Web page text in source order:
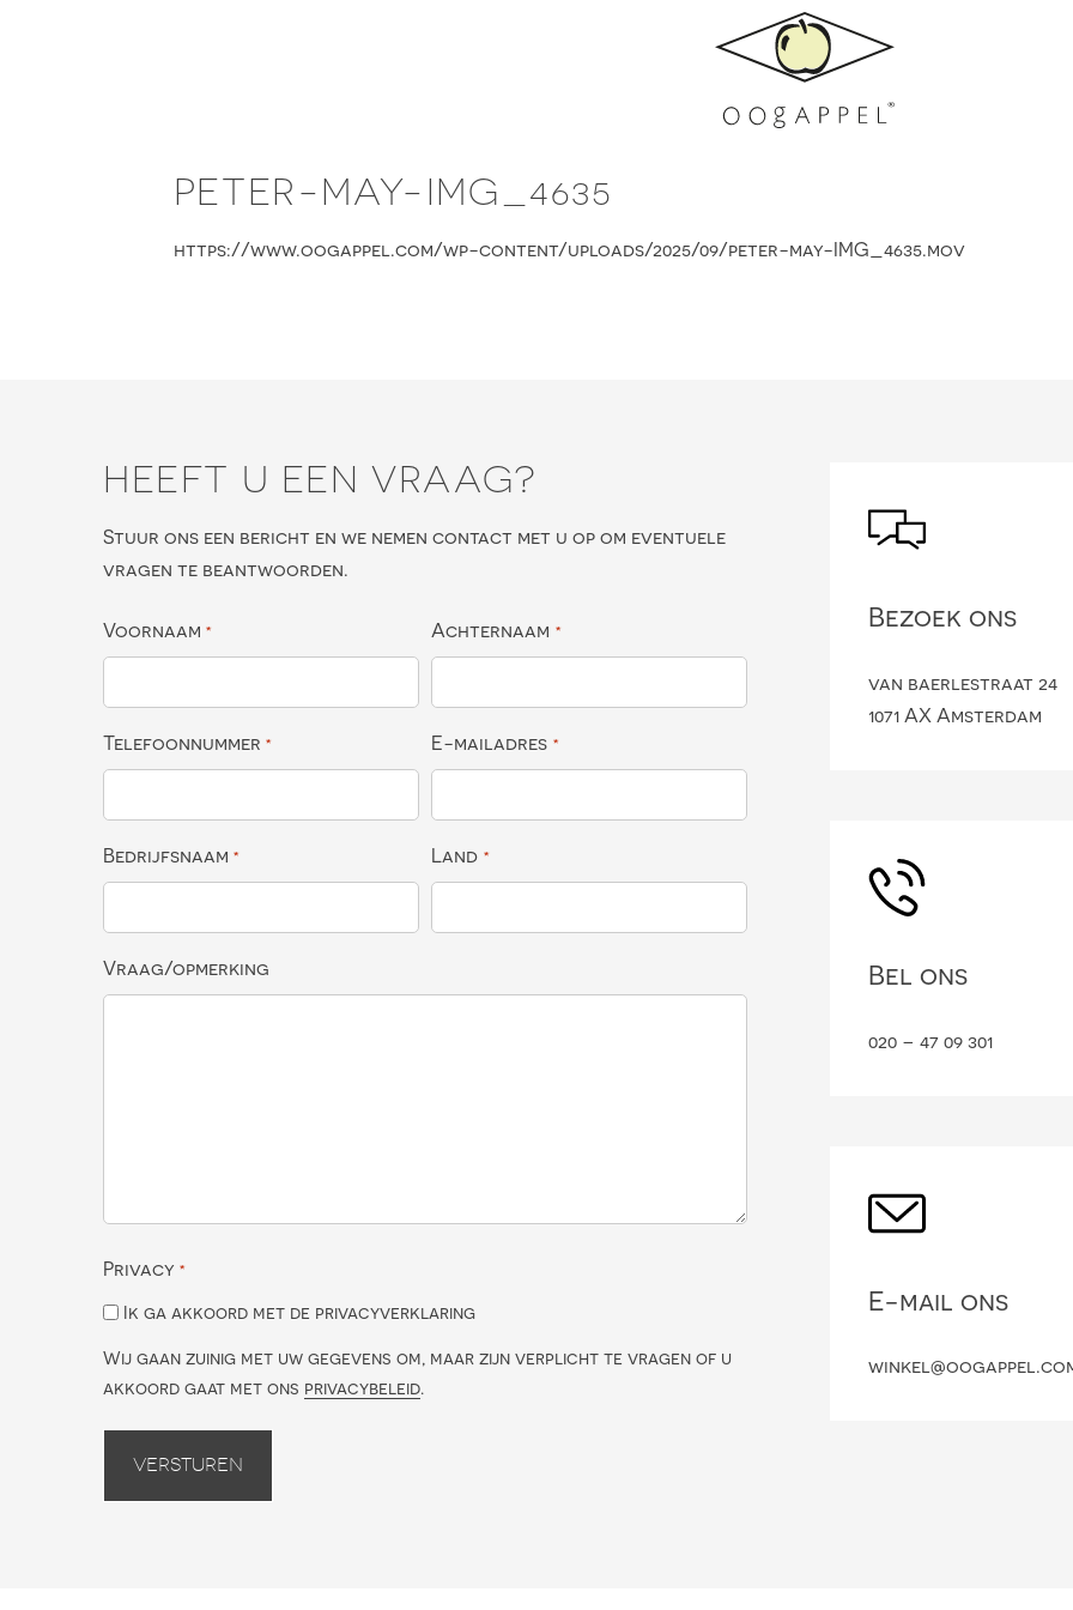
PETER-MAY-IMG_4635
https://www.oogappel.com/wp-content/uploads/2025/09/peter-may-IMG_4635.mov
HEEFT U EEN VRAAG?
Stuur ons een bericht en we nemen contact met u op om eventuele
vragen te beantwoorden.
Voornaam * Achternaam *
Telefoonnummer * E-mailadres *
Bedrijfsnaam * Land *
Vraag/opmerking
Privacy *
Ik ga akkoord met de privacyverklaring
Wij gaan zuinig met uw gegevens om, maar zijn verplicht te vragen of u
akkoord gaat met ons privacybeleid.
Versturen
Bezoek ons
van baerlestraat 24
1071 AX Amsterdam
Bel ons
020 – 47 09 301
E-mail ons